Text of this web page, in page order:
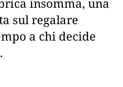
sul regalare
a chi decide